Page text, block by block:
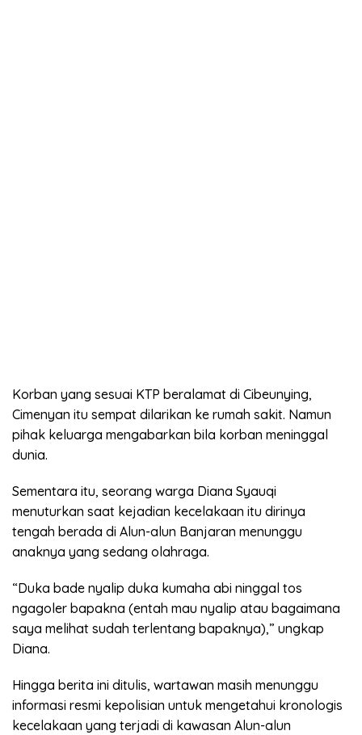
Korban yang sesuai KTP beralamat di Cibeunying,
Cimenyan itu sempat dilarikan ke rumah sakit. Namun
pihak keluarga mengabarkan bila korban meninggal
dunia.
Sementara itu, seorang warga Diana Syauqi
menuturkan saat kejadian kecelakaan itu dirinya
tengah berada di Alun-alun Banjaran menunggu
anaknya yang sedang olahraga.
“Duka bade nyalip duka kumaha abi ninggal tos
ngagoler bapakna (entah mau nyalip atau bagaimana
saya melihat sudah terlentang bapaknya),” ungkap
Diana.
Hingga berita ini ditulis, wartawan masih menunggu
informasi resmi kepolisian untuk mengetahui kronologis
kecelakaan yang terjadi di kawasan Alun-alun